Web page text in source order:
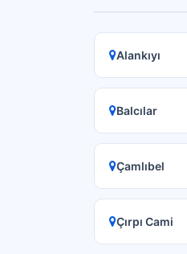
Alankıyı
Balcılar
Çamlıbel
Çırpı Cami